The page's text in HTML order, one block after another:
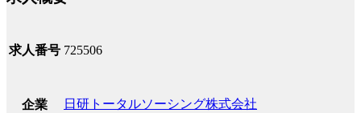
求人番号 725506
企業 日研トータルソーシング株式会社